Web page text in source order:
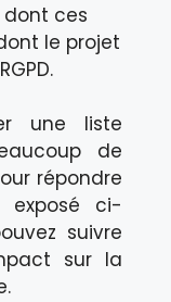
ces
le projet
une liste
de
répondre
exposé ci-
suivre
sur la